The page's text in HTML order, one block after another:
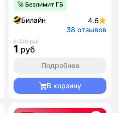
🚀 Безлимит ГБ
Билайн
4.6
38 отзывов
2 500 руб
1 руб
Подробнее
В корзину